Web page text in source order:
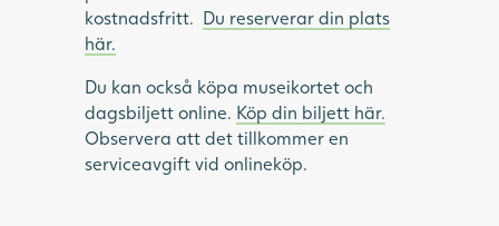
kostnadsfritt. Du reserverar din plats
här.
Du kan också köpa museikortet och
dagsbiljett online. Köp din biljett här.
Observera att det tillkommer en
serviceavgift vid onlineköp.